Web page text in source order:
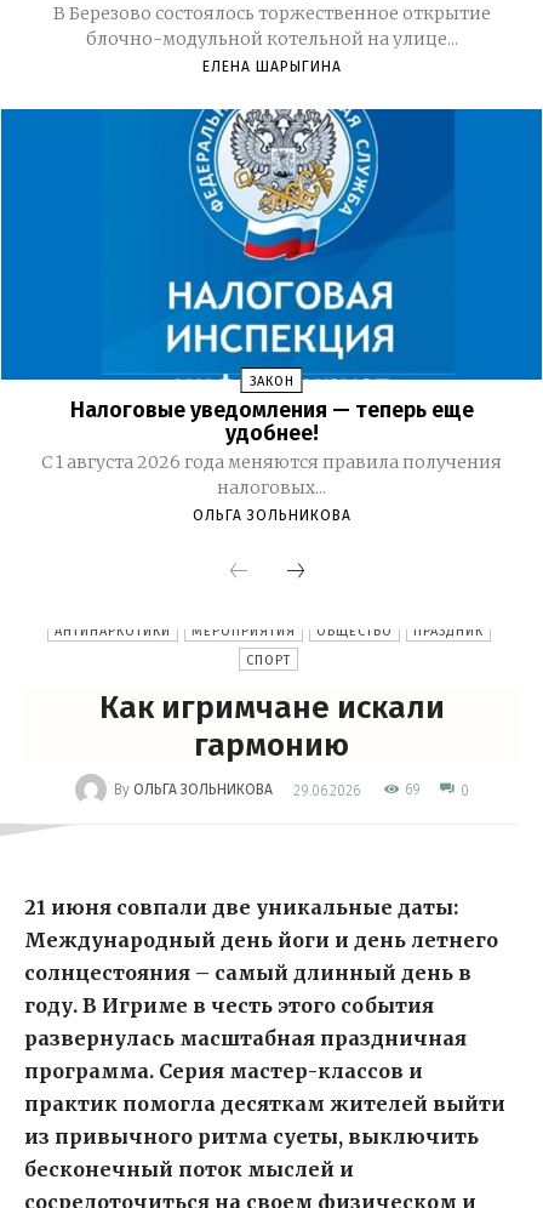
В Березово состоялось торжественное открытие
блочно-модульной котельной на улице...
ЕЛЕНА ШАРЫГИНА
ЗАКОН
Налоговые уведомления — теперь еще
удобнее!
С 1 августа 2026 года меняются правила получения
налоговых...
ОЛЬГА ЗОЛЬНИКОВА